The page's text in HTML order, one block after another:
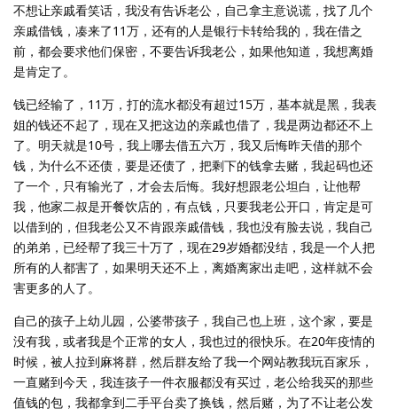
不想让亲戚看笑话，我没有告诉老公，自己拿主意说谎，找了几个
亲戚借钱，凑来了11万，还有的人是银行卡转给我的，我在借之
前，都会要求他们保密，不要告诉我老公，如果他知道，我想离婚
是肯定了。
钱已经输了，11万，打的流水都没有超过15万，基本就是黑，我表
姐的钱还不起了，现在又把这边的亲戚也借了，我是两边都还不上
了。明天就是10号，我上哪去借五六万，我又后悔昨天借的那个
钱，为什么不还债，要是还债了，把剩下的钱拿去赌，我起码也还
了一个，只有输光了，才会去后悔。我好想跟老公坦白，让他帮
我，他家二叔是开餐饮店的，有点钱，只要我老公开口，肯定是可
以借到的，但我老公又不肯跟亲戚借钱，我也没有脸去说，我自己
的弟弟，已经帮了我三十万了，现在29岁婚都没结，我是一个人把
所有的人都害了，如果明天还不上，离婚离家出走吧，这样就不会
害更多的人了。
自己的孩子上幼儿园，公婆带孩子，我自己也上班，这个家，要是
没有我，或者我是个正常的女人，我也过的很快乐。在20年疫情的
时候，被人拉到麻将群，然后群友给了我一个网站教我玩百家乐，
一直赌到今天，我连孩子一件衣服都没有买过，老公给我买的那些
值钱的包，我都拿到二手平台卖了换钱，然后赌，为了不让老公发